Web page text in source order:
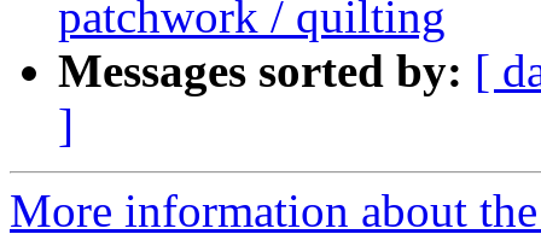
patchwork / quilting
Messages sorted by: [
]
More information about